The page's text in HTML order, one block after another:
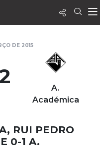
DE 2015
A.
Académica
RUI PEDRO
0-1 A.